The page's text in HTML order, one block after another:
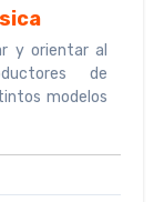
y orientar al
de
modelos